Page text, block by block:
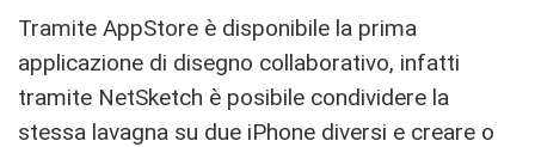
Tramite AppStore è disponibile la prima
applicazione di disegno collaborativo, infatti
tramite NetSketch è posibile condividere la
stessa lavagna su due iPhone diversi e creare o